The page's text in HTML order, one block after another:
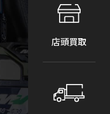
店頭買取